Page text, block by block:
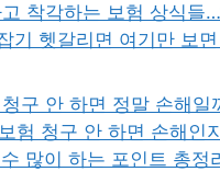
착각하는 보험 상식들
기 헷갈리면 여기만 보
구 안 하면 정말 손해일
험 청구 안 하면 손해인
많이 하는 포인트 총정